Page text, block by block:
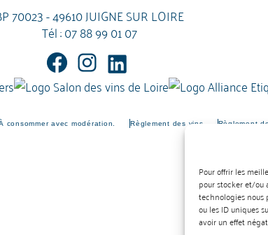
Pour offrir les
pour stocker et/ou
technologies
ou les ID uniques
avoir un effet
70023 - 49610 JUIGNE SUR LOIRE
Tél :07 88 99 01 07
consommer avec modération. Règlement des vins Règlement